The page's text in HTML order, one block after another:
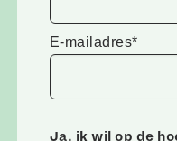
E-mailadres*
Ja, ik wil op de